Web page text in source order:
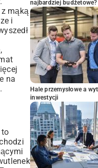
mąką
i
na
.
to
najbardziej budżetowe?
Hale przemysłowe a
inwestycji